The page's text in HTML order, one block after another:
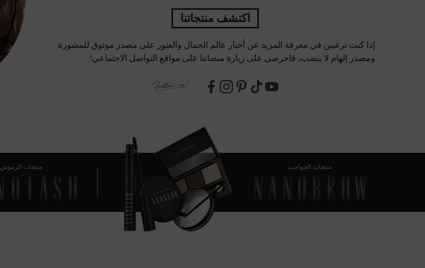
اكتشف منتجاتنا
إذا كنت ترغبين في معرفة المزيد عن أخبار عالم الجمال والعثور على مصدر موثوق للمشورة
ومصدر إلهام لا ينضب، فاحرصي على زيارة منصاتنا على مواقع التواصل الاجتماعي!
منتجات الرموش منتجات الحواجب